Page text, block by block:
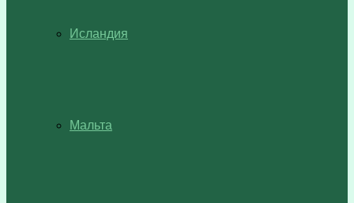
Исландия
Мальта